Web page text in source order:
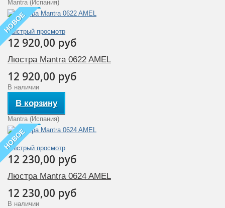
Mantra (Испания)
Быстрый просмотр
12 920,00 руб
НОВОЕ
Люстра Mantra 0622 AMEL
12 920,00 руб
В наличии
В корзину
Mantra (Испания)
Быстрый просмотр
12 230,00 руб
НОВОЕ
Люстра Mantra 0624 AMEL
12 230,00 руб
В наличии